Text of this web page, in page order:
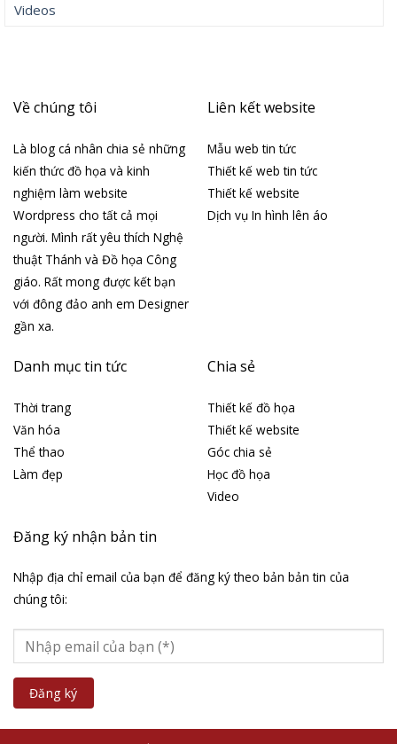
Videos
Về chúng tôi
Là blog cá nhân chia sẻ những
kiến thức đồ họa và kinh
nghiệm làm website
Wordpress cho tất cả mọi
người. Mình rất yêu thích Nghệ
thuật Thánh và Đồ họa Công
giáo. Rất mong được kết bạn
với đông đảo anh em Designer
gần xa.
Liên kết website
Mẫu web tin tức
Thiết kế web tin tức
Thiết kế website
Dịch vụ In hình lên áo
Danh mục tin tức
Thời trang
Văn hóa
Thể thao
Làm đẹp
Chia sẻ
Thiết kế đồ họa
Thiết kế website
Góc chia sẻ
Học đồ họa
Video
Đăng ký nhận bản tin
Nhập địa chỉ email của bạn để đăng ký theo bản bản tin của
chúng tôi: